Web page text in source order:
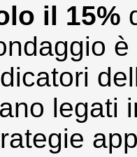
il 15%
legati